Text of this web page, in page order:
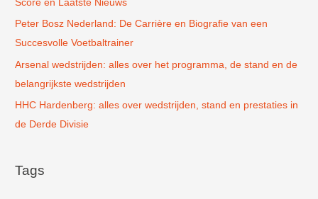
Score en Laatste Nieuws
Peter Bosz Nederland: De Carrière en Biografie van een
Succesvolle Voetbaltrainer
Arsenal wedstrijden: alles over het programma, de stand en de
belangrijkste wedstrijden
HHC Hardenberg: alles over wedstrijden, stand en prestaties in
de Derde Divisie
Tags